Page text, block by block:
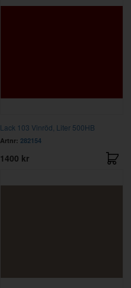
Lack 103 Vinröd, Liter 500HB
Artnr: 282154
1400 kr